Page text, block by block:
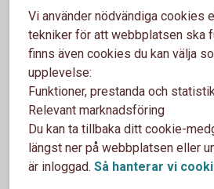
Var ser jag vad jag har för
mitt kreditkort?
Hur ser jag transaktionerna
Card?
Vi använder nödvändiga cookies
tekniker för att webbplatsen ska
finns även cookies du kan välja
upplevelse:
Funktioner, prestanda och statistik
Relevant marknadsföring
Du kan ta tillbaka ditt cookie-
längst ner på webbplatsen eller
är inloggad. Så hanterar vi